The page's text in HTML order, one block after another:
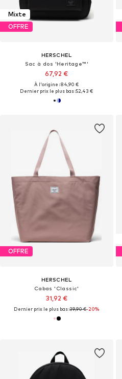
Mixte
OFFRE
HERSCHEL
Sac à dos 'Heritage™'
67,92 €
À l'origine : 84,90 €
Dernier prix le plus bas :52,43 €
OFFRE
HERSCHEL
Cabas 'Classic'
31,92 €
Dernier prix le plus bas :39,90 €-20%